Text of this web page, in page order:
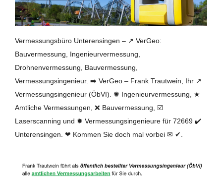
Vermessungsbüro Unterensingen – ↗️ VerGeo:
Bauvermessung, Ingenieurvermessung,
Drohnenvermessung, Bauvermessung,
Vermessungsingenieur. ➡️ VerGeo – Frank Trautwein, Ihr ↗️
Vermessungsingenieur (ÖbVI). ✺ Ingenieurvermessung, ★
Amtliche Vermessungen, ❌ Bauvermessung, ☑️
Laserscanning und ✹ Vermessungsingenieure für 72669 ✔️
Unterensingen. ❤ Kommen Sie doch mal vorbei ✉ ✔.